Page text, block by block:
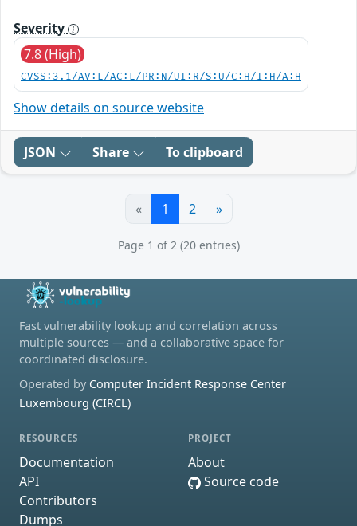
Severity
7.8 (High)
CVSS:3.1/AV:L/AC:L/PR:N/UI:R/S:U/C:H/I:H/A:H
Show details on source website
JSON Share To clipboard
« 1 2 »
Page 1 of 2 (20 entries)
Fast vulnerability lookup and correlation across
multiple sources — and a collaborative space for
coordinated disclosure.
Operated by Computer Incident Response Center
Luxembourg (CIRCL)
RESOURCES
Documentation
API
Contributors
Dumps
PROJECT
About
Source code